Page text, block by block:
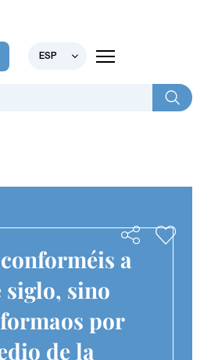
ESP
a
siglo, sino
por
de la